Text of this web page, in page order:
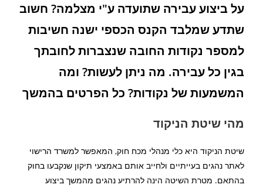
על ביצוע עבירה שתועדה ע"י מצלמה? חשוב
שתדע שמלבד הקנס הכספי ישנה חשיבות
למספר נקודות החובה שנצברות לחובתך
בגין כל עבירה. מה ניתן לעשות? ומה
המשמעות של נקודות? כל הפרטים בהמשך
מהי שיטת הניקוד
שיטת הניקוד היא כלי מנהלי מכח חוק, המאפשר למשרד הרישוי
לאתר נהגים בעייתיים ולחייב אותם באמצעי תיקון שנקבעו בחוק
בהתאם. מטרת השיטה הינה להרתיע נהגים מהמשך ביצוע